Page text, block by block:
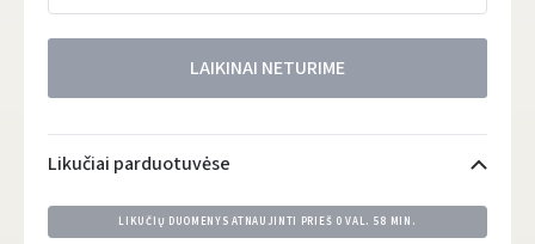
LAIKINAI NETURIME
Likučiai parduotuvėse
LIKUČIŲ DUOMENYS ATNAUJINTI PRIEŠ 0 VAL. 58 MIN.